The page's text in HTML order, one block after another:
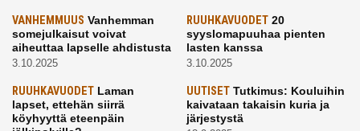
VANHEMMUUS Vanhemman
somejulkaisut voivat
aiheuttaa lapselle ahdistusta
3.10.2025
RUUHKAVUODET20
syyslomapuuhaa pienten
lasten kanssa
3.10.2025
RUUHKAVUODET Laman
lapset, ettehän siirrä
köyhyyttä eteenpäin
UUTISETTutkimus: Kouluihin
kaivataan takaisin kuria ja
järjestystä